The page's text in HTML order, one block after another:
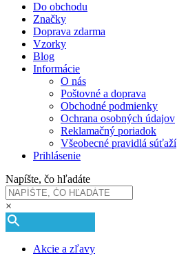
Do obchodu
Značky
Doprava zdarma
Vzorky
Blog
Informácie
O nás
Poštovné a doprava
Obchodné podmienky
Ochrana osobných údajov
Reklamačný poriadok
Všeobecné pravidlá súťaží
Prihlásenie
Napíšte, čo hľadáte
×
Akcie a zľavy